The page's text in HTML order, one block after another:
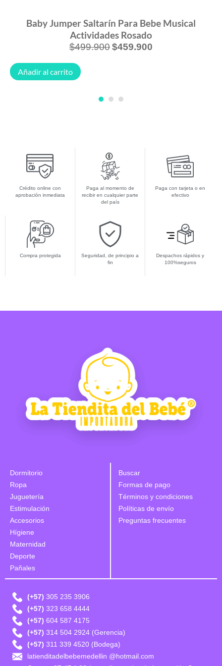
Baby Jumper Saltarín Para Bebe Musical
Actividades Rosado
$499.900$459.900
Añadir al carrito
Crédito online con
aprobación inmediata
Paga al momento de
recibir en cualquier parte
del país
Paga con tarjeta o en
efectivo
Compra protegida
Seguridad, de principio a
fin
Despachos rápidos y
100%seguros
Dormitorio
Ropa
Juguetería
Estimulación
Accesorios
Hígiene
Maternidad
Deporte
Pañales
Buscar
Formas de pago
Términos y condiciones
Políticas de envío
Preguntas frecuentes
(+57) 305 235 3906
(+57) 323 658 4444
(+57) 604 587 4175
(+57) 314 504 2924 (Gerencia)
(+57) 311 339 4520 (Bodega)
latienditadelbebemedellin @hotmail.com